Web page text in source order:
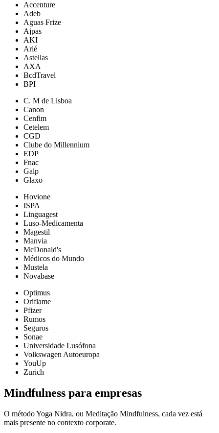
Accenture
Adeb
Aguas Frize
Ajpas
AKI
Arié
Astellas
AXA
BcdTravel
BPI
C. M de Lisboa
Canon
Cenfim
Cetelem
CGD
Clube do Millennium
EDP
Fnac
Galp
Glaxo
Hovione
ISPA
Linguagest
Luso-Medicamenta
Magestil
Manvia
McDonald's
Médicos do Mundo
Mustela
Novabase
Optimus
Oriflame
Pfizer
Rumos
Seguros
Sonae
Universidade Lusófona
Volkswagen Autoeuropa
YouUp
Zurich
Mindfulness para empresas
O método Yoga Nidra, ou Meditação Mindfulness, cada vez está
mais presente no contexto corporate.